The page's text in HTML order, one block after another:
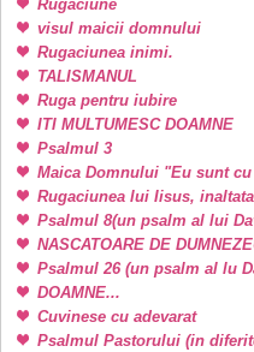
Rugaciune
visul maicii domnului
Rugaciunea inimi.
TALISMANUL
Ruga pentru iubire
ITI MULTUMESC DOAMNE
Psalmul 3
Maica Domnului "Eu sunt
Rugaciunea lui Iisus,
Psalmul 8(un psalm al lui
NASCATOARE DE
Psalmul 26 (un psalm al lu
DOAMNE...
Cuvinese cu adevarat
Psalmul Pastorului (in